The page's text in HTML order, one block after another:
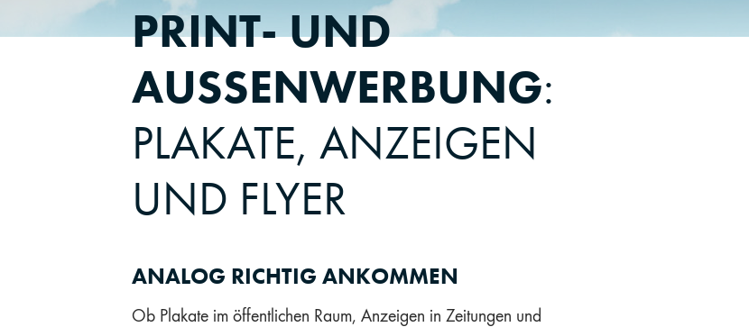
PRINT- UND
AUSSENWERBUNG
:
PLAKATE, ANZEIGEN
UND FLYER
ANALOG RICHTIG ANKOMMEN
Ob Plakate im öffentlichen Raum, Anzeigen in Zeitungen und